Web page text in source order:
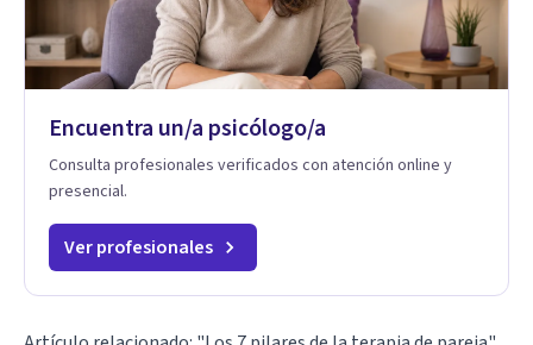
Encuentra un/a psicólogo/a
Consulta profesionales verificados con atención online y
presencial.
Ver profesionales